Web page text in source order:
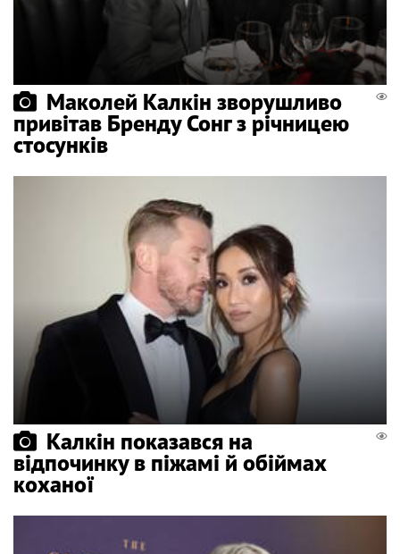
Маколей Калкін зворушливо
привітав Бренду Сонг з річницею
стосунків
Калкін показався на
відпочинку в піжамі й обіймах
коханої